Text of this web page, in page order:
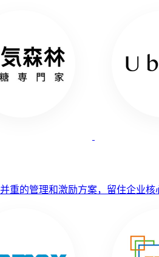
重的管理和激励方案，留住企业核